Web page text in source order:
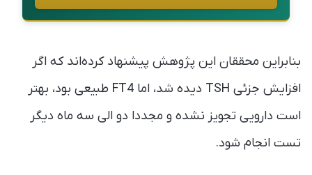
بنابراین محققان این پژوهش پیشنهاد کرده‌اند که اگر
افزایش جزئی TSH دیده شد، اما FT4 طبیعی بود، بهتر
است دارویی تجویز نشده و مجددا دو الی سه ماه دیگر
تست انجام شود.